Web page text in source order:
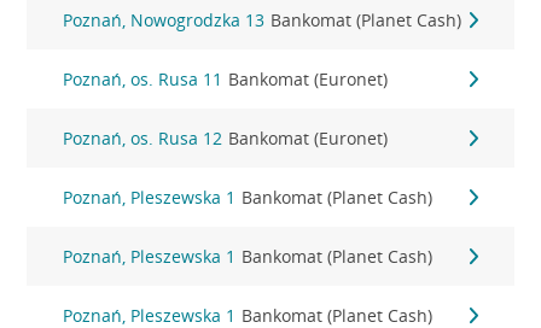
Poznań, Nowogrodzka 13 Bankomat (Planet Cash)
Poznań, os. Rusa 11 Bankomat (Euronet)
Poznań, os. Rusa 12 Bankomat (Euronet)
Poznań, Pleszewska 1 Bankomat (Planet Cash)
Poznań, Pleszewska 1 Bankomat (Planet Cash)
Poznań, Pleszewska 1 Bankomat (Planet Cash)